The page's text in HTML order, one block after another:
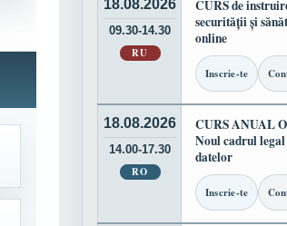
18.08.2026
09.30-14.30
RU
CURS de
securității și
online
Inscrie-te
18.08.2026
14.00-17.30
RO
CURS ANUAL
Noul cadrul
datelor
Inscrie-te